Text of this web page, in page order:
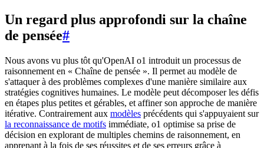
Un regard plus approfondi sur la chaîne
de pensée#
Nous avons vu plus tôt qu'OpenAI o1 introduit un processus de
raisonnement en « Chaîne de pensée ». Il permet au modèle de
s'attaquer à des problèmes complexes d'une manière similaire aux
stratégies cognitives humaines. Le modèle peut décomposer les défis
en étapes plus petites et gérables, et affiner son approche de manière
itérative. Contrairement aux modèles précédents qui s'appuyaient sur
la reconnaissance de motifs immédiate, o1 optimise sa prise de
décision en explorant de multiples chemins de raisonnement, en
apprenant à la fois de ses réussites et de ses erreurs grâce à